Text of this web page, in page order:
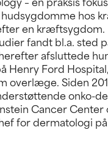
hos
en kræftsygdom.
fandt bl.a. sted
afsluttede
Henry Ford
overlæge. Siden
onko-
Cancer Center
for dermatologi